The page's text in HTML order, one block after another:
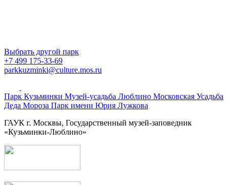
Выбрать другой парк
+7 499 175-33-69
parkkuzminki@culture.mos.ru
Парк Кузьминки Музей-усадьба Люблино Московская Усадьба
Деда Мороза Парк имени Юрия Лужкова
ГАУК г. Москвы, Государственный музей-заповедник
«Кузьминки-Люблино»